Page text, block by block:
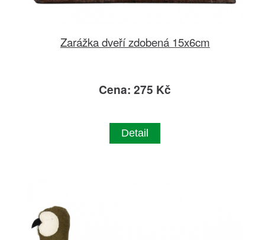
Zarážka dveří zdobená 15x6cm
Cena: 275 Kč
Detail